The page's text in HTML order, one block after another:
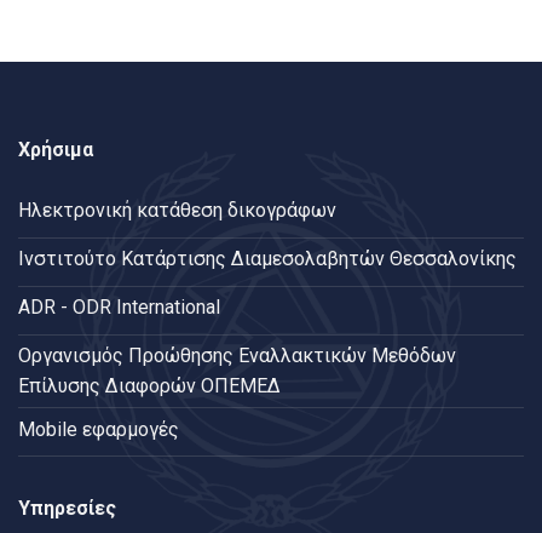
Χρήσιμα
Ηλεκτρονική κατάθεση δικογράφων
Ινστιτούτο Κατάρτισης Διαμεσολαβητών Θεσσαλονίκης
ADR - ODR International
Oργανισμός Προώθησης Εναλλακτικών Μεθόδων
Επίλυσης Διαφορών ΟΠΕΜΕΔ
Mobile εφαρμογές
Υπηρεσίες